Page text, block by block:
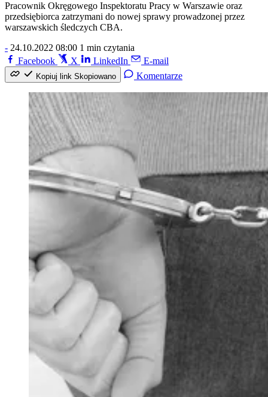
Pracownik Okręgowego Inspektoratu Pracy w Warszawie oraz
przedsiębiorca zatrzymani do nowej sprawy prowadzonej przez
warszawskich śledczych CBA.
- 24.10.2022 08:00 1 min czytania
Facebook
X LinkedIn E-mail
Kopiuj link Skopiowano Komentarze